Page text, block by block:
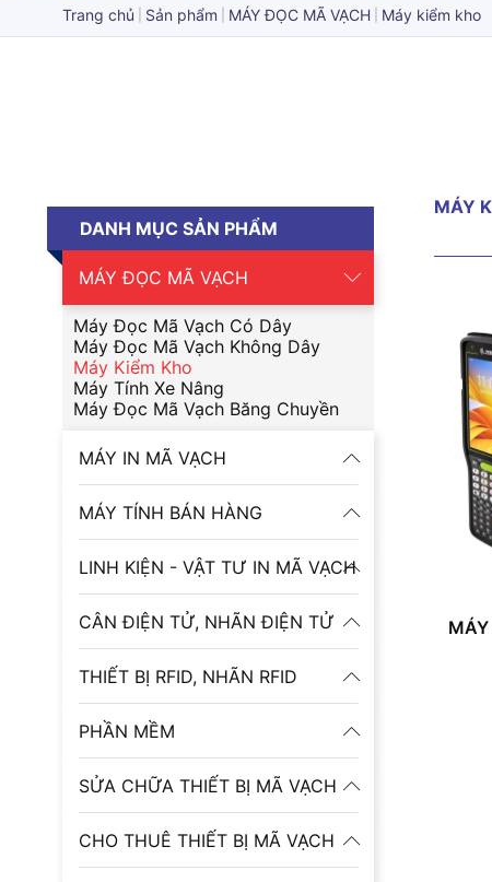
Trang chủ Sản phẩm MÁY ĐỌC MÃ VẠCH Máy kiểm kho
DANH MỤC SẢN PHẨM
MÁY ĐỌC MÃ VẠCH
Máy Đọc Mã Vạch Có Dây
Máy Đọc Mã Vạch Không Dây
Máy Kiểm Kho
Máy Tính Xe Nâng
Máy Đọc Mã Vạch Băng Chuyền
MÁY IN MÃ VẠCH
MÁY TÍNH BÁN HÀNG
LINH KIỆN - VẬT TƯ IN MÃ VẠCH
CÂN ĐIỆN TỬ, NHÃN ĐIỆN TỬ
THIẾT BỊ RFID, NHÃN RFID
PHẦN MỀM
SỬA CHỮA THIẾT BỊ MÃ VẠCH
CHO THUÊ THIẾT BỊ MÃ VẠCH
MÁY